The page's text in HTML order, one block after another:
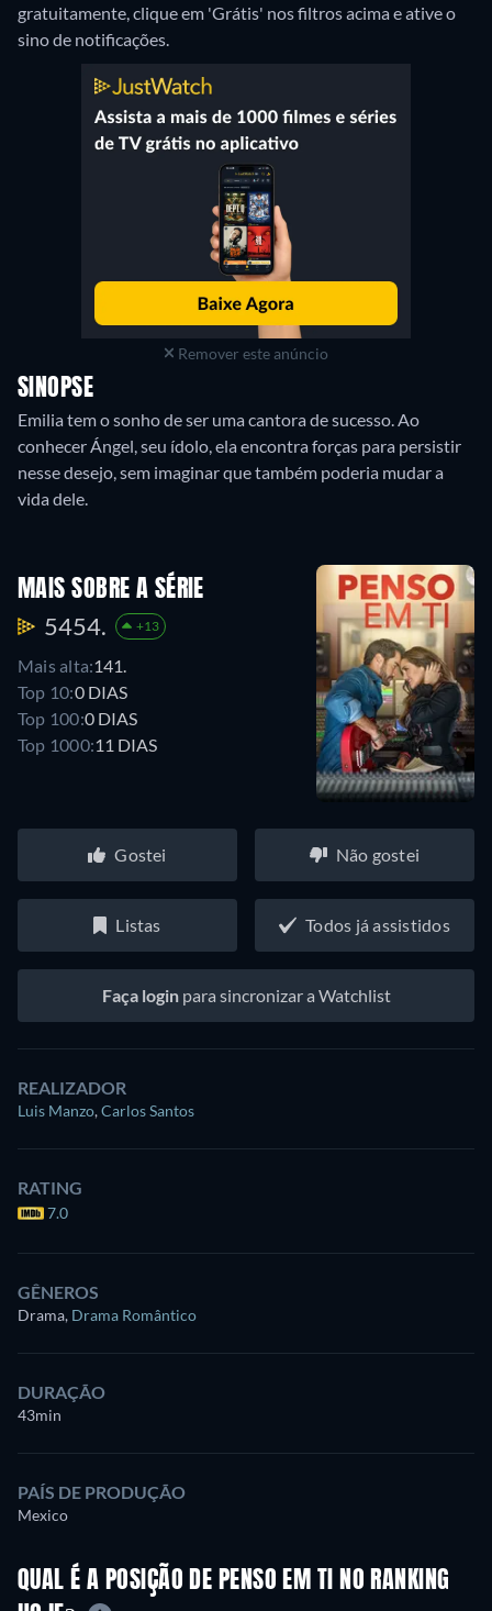
gratuitamente, clique em 'Grátis' nos filtros acima e ative o
sino de notificações.
Remover este anúncio
SINOPSE
Emilia tem o sonho de ser uma cantora de sucesso. Ao
conhecer Ángel, seu ídolo, ela encontra forças para persistir
nesse desejo, sem imaginar que também poderia mudar a
vida dele.
MAIS SOBRE A SÉRIE
5454. +13
Mais alta:141.
Top 10:0 DIAS
Top 100:0 DIAS
Top 1000:11 DIAS
Gostei Não gostei
Listas Todos já assistidos
Faça loginpara sincronizar a Watchlist
REALIZADOR
Luis Manzo,Carlos Santos
RATING
7.0
GÊNEROS
Drama, Drama Romântico
DURAÇÃO
43min
PAÍS DE PRODUÇÃO
Mexico
QUAL É A POSIÇÃO DE PENSO EM TI NO RANKING